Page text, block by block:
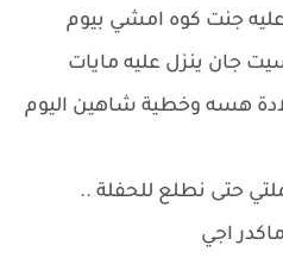
جنت كوه امشي بيوم
جان ينزل عليه مايات
هسه وخطية شاهين اليوم
حتى نطلع للحفلة ..
اجي